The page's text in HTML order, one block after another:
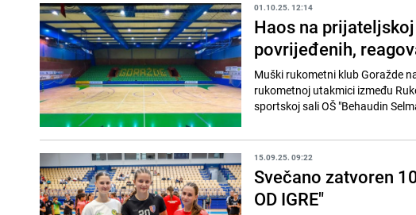
01.10.25. 12:14
Haos na
povrijeđenih,
Muški rukometni klub Goražde
rukometnoj utakmici između
sportskoj sali OŠ "Behaudin
15.09.25. 09:22
Svečano zatvoren
OD IGRE"